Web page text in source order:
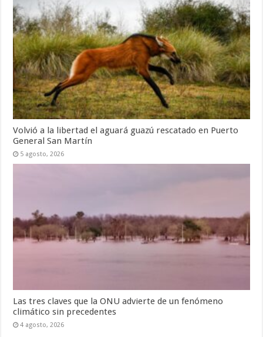
Volvió a la libertad el aguará guazú rescatado en Puerto
General San Martín
5 agosto, 2026
Las tres claves que la ONU advierte de un fenómeno
climático sin precedentes
4 agosto, 2026